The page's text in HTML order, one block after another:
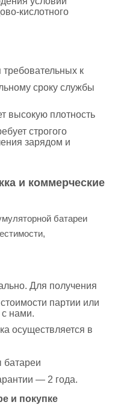
кислотного
к
сроку службы
высокую плотность
строгого
зарядом и
и коммерческие
батареи
Для получения
партии или
с нами.
осуществляется в
батареи
— 2 года.
и покупке